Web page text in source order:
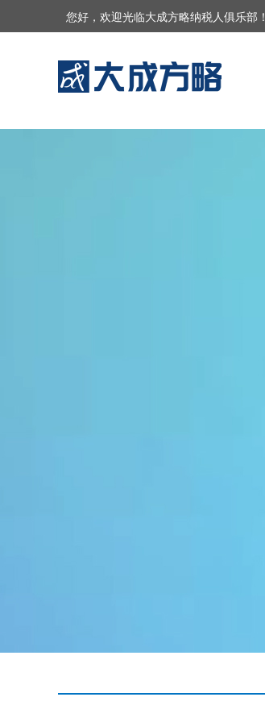
您好，欢迎光临大成方略纳税人俱乐部！